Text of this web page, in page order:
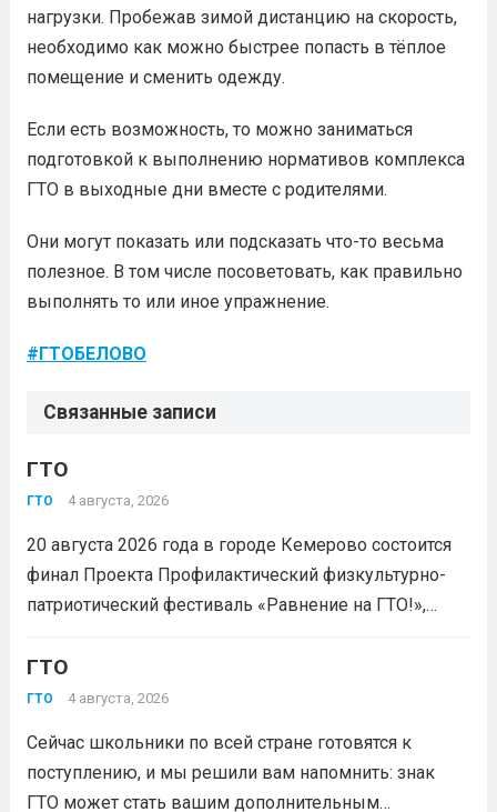
нагрузки. Пробежав зимой дистанцию на скорость,
необходимо как можно быстрее попасть в тёплое
помещение и сменить одежду.
Если есть возможность, то можно заниматься
подготовкой к выполнению нормативов комплекса
ГТО в выходные дни вместе с родителями.
Они могут показать или подсказать что-то весьма
полезное. В том числе посоветовать, как правильно
выполнять то или иное упражнение.
#ГТОБЕЛОВО
Связанные записи
ГТО
ГТО 4 августа, 2026
20 августа 2026 года в городе Кемерово состоится
финал Проекта Профилактический физкультурно-
патриотический фестиваль «Равнение на ГТО!»,
Первых-2026».В мероприятии примут участие
победители муниципального этапа проектной
Кузбасса.Состав команды 6 человек, 3 участника
из...Читать дальше
ГТО
ГТО 4 августа, 2026
Сейчас школьники по всей стране готовятся к
поступлению, и мы решили вам напомнить: знак
ГТО может стать вашим дополнительным